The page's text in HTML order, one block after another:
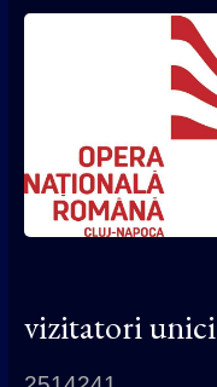
vizitatori unici